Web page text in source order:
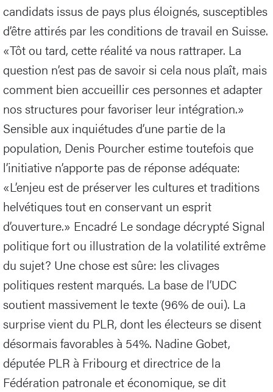
candidats issus de pays plus éloignés, susceptibles
d’être attirés par les conditions de travail en Suisse.
«Tôt ou tard, cette réalité va nous rattraper. La
question n’est pas de savoir si cela nous plaît, mais
comment bien accueillir ces personnes et adapter
nos structures pour favoriser leur intégration.»
Sensible aux inquiétudes d’une partie de la
population, Denis Pourcher estime toutefois que
l’initiative n’apporte pas de réponse adéquate:
«L’enjeu est de préserver les cultures et traditions
helvétiques tout en conservant un esprit
d’ouverture.» Encadré Le sondage décrypté Signal
politique fort ou illustration de la volatilité extrême
du sujet? Une chose est sûre: les clivages
politiques restent marqués. La base de l’UDC
soutient massivement le texte (96% de oui). La
surprise vient du PLR, dont les électeurs se disent
désormais favorables à 54%. Nadine Gobet,
députée PLR à Fribourg et directrice de la
Fédération patronale et économique, se dit